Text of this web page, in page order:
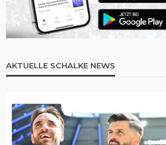
AKTUELLE SCHALKE NEWS